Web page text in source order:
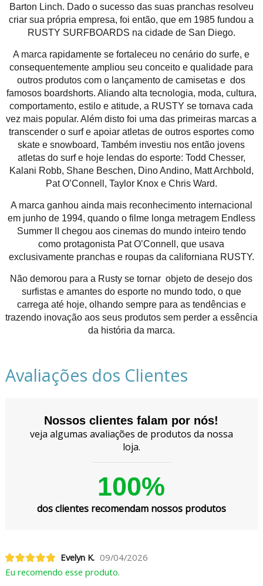
Barton Linch. Dado o sucesso das suas pranchas resolveu
criar sua própria empresa, foi então, que em 1985 fundou a
RUSTY SURFBOARDS na cidade de San Diego.
A marca rapidamente se fortaleceu no cenário do surfe, e
consequentemente ampliou seu conceito e qualidade para
outros produtos com o lançamento de camisetas e dos
famosos boardshorts. Aliando alta tecnologia, moda, cultura,
comportamento, estilo e atitude, a RUSTY se tornava cada
vez mais popular. Além disto foi uma das primeiras marcas a
transcender o surf e apoiar atletas de outros esportes como
skate e snowboard, Também investiu nos então jovens
atletas do surf e hoje lendas do esporte: Todd Chesser,
Kalani Robb, Shane Beschen, Dino Andino, Matt Archbold,
Pat O’Connell, Taylor Knox e Chris Ward.
A marca ganhou ainda mais reconhecimento internacional
em junho de 1994, quando o filme longa metragem Endless
Summer II chegou aos cinemas do mundo inteiro tendo
como protagonista Pat O’Connell, que usava
exclusivamente pranchas e roupas da californiana RUSTY.
Não demorou para a Rusty se tornar objeto de desejo dos
surfistas e amantes do esporte no mundo todo, o que
carrega até hoje, olhando sempre para as tendências e
trazendo inovação aos seus produtos sem perder a essência
da história da marca.
Avaliações dos Clientes
Nossos clientes falam por nós!
veja algumas avaliações de produtos da nossa
loja.
100%
dos clientes recomendam nossos produtos
Evelyn K. 09/04/2026
Eu recomendo esse produto.